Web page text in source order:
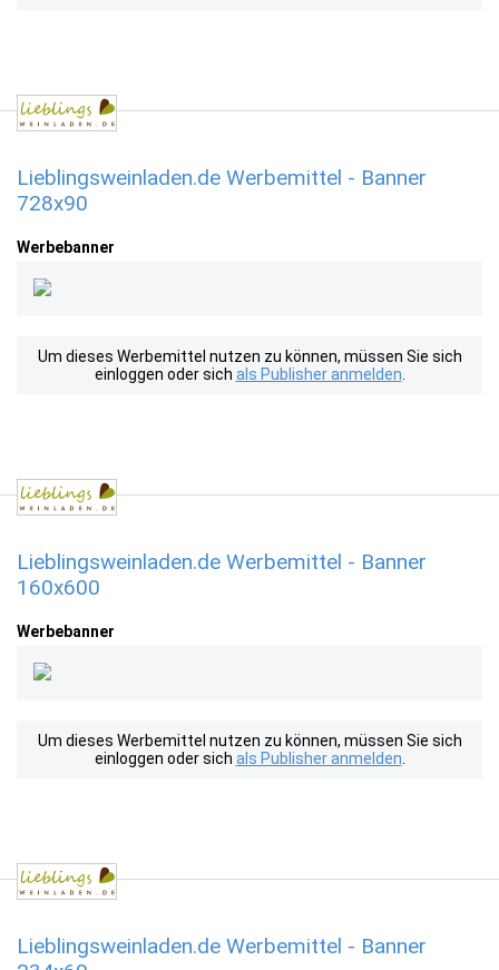
Lieblingsweinladen.de Werbemittel - Banner
728x90
Werbebanner
Um dieses Werbemittel nutzen zu können, müssen Sie sich
einloggen oder sich als Publisher anmelden
Lieblingsweinladen.de Werbemittel - Banner
160x600
Werbebanner
Um dieses Werbemittel nutzen zu können, müssen Sie sich
einloggen oder sich als Publisher anmelden
Lieblingsweinladen.de Werbemittel - Banner